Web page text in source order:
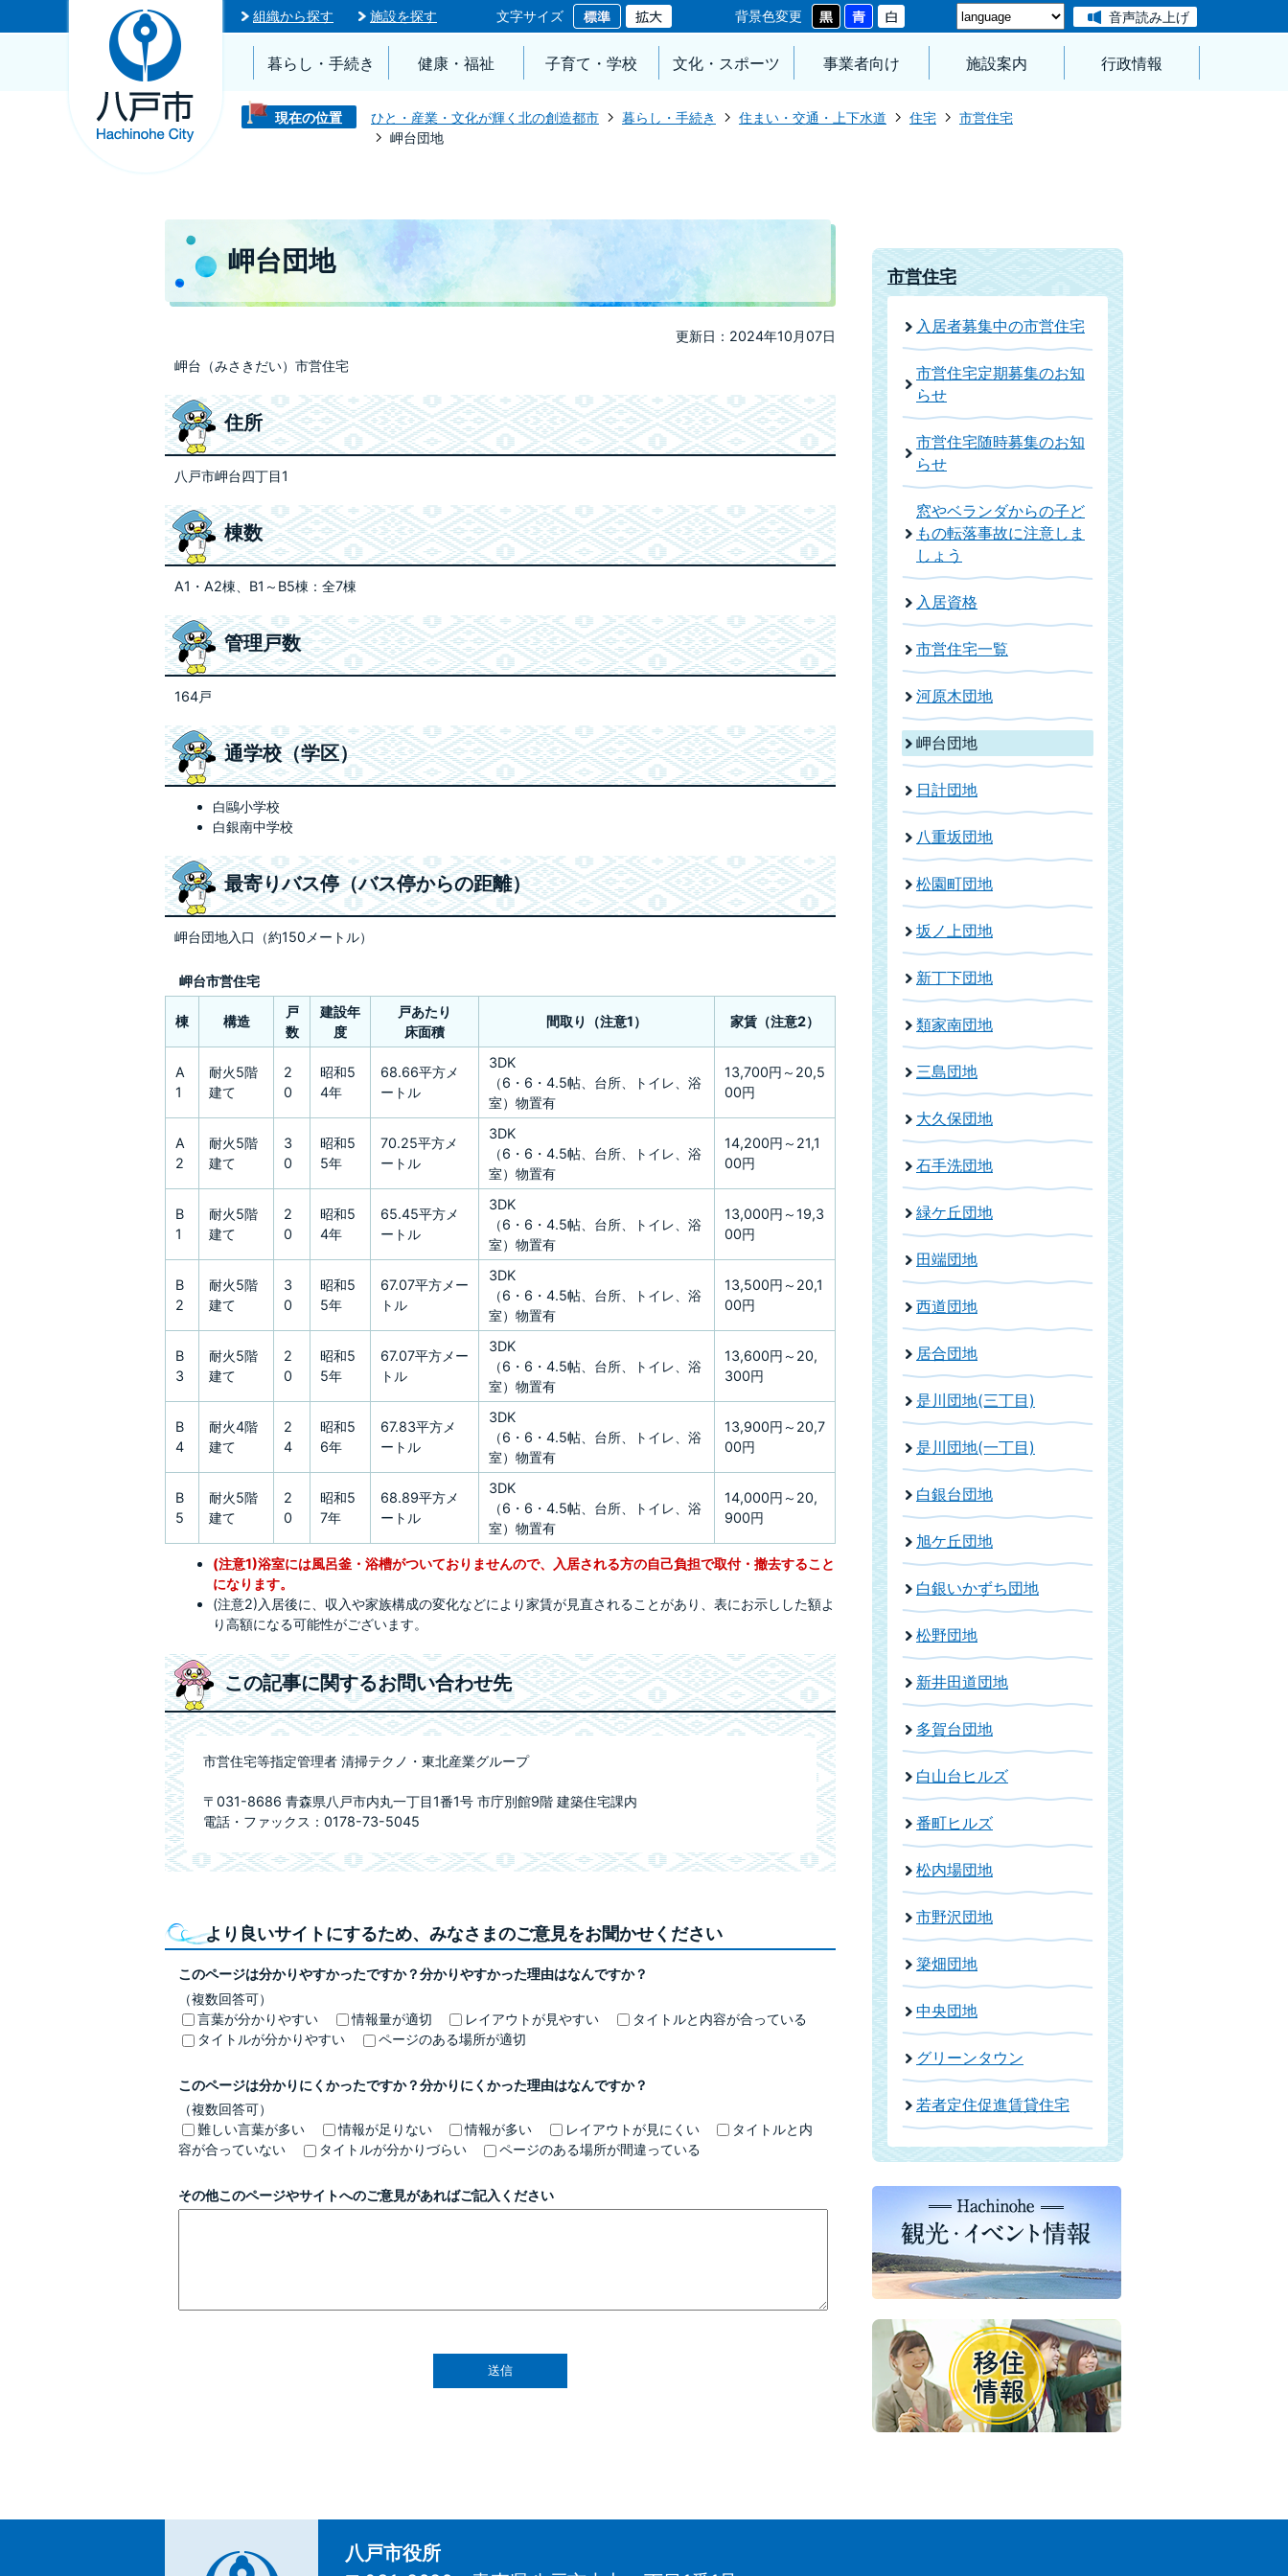
組織から探す 施設を探す 文字サイズ 背景色変更 音声読み上げ
暮らし・手続き 健康・福祉 子育て・学校 文化・スポーツ 事業者向け 施設案内 行政情報
現在の位置 ひと・産業・文化が輝く北の創造都市 暮らし・手続き 住まい・交通・上下水道 住宅
市営住宅
岬台団地
岬台団地
更新日：2024年10月07日
岬台（みさきだい）市営住宅
住所
八戸市岬台四丁目1
棟数
A1・A2棟、B1～B5棟：全7棟
管理戸数
164戸
通学校（学区）
白鷗小学校
白銀南中学校
最寄りバス停（バス停からの距離）
岬台団地入口（約150メートル）
岬台市営住宅
棟 構造
戸
数
建設年
度
戸あたり
床面積
間取り（注意1） 家賃（注意2）
A
1
耐火5階
建て
2
0
昭和5
4年
68.66平方メ
ートル
3DK
（6・6・4.5帖、台所、トイレ、浴
室）物置有
13,700円～20,5
00円
A
2
耐火5階
建て
3
0
昭和5
5年
70.25平方メ
ートル
3DK
（6・6・4.5帖、台所、トイレ、浴
室）物置有
14,200円～21,1
00円
B
1
耐火5階
建て
2
0
昭和5
4年
65.45平方メ
ートル
3DK
（6・6・4.5帖、台所、トイレ、浴
室）物置有
13,000円～19,3
00円
B
2
耐火5階
建て
3
0
昭和5
5年
67.07平方メー
トル
3DK
（6・6・4.5帖、台所、トイレ、浴
室）物置有
13,500円～20,1
00円
B
3
耐火5階
建て
2
0
昭和5
5年
67.07平方メー
トル
3DK
（6・6・4.5帖、台所、トイレ、浴
室）物置有
13,600円～20,
300円
B
4
耐火4階
建て
2
4
昭和5
6年
67.83平方メ
ートル
3DK
（6・6・4.5帖、台所、トイレ、浴
室）物置有
13,900円～20,7
00円
B
5
耐火5階
建て
2
0
昭和5
7年
68.89平方メ
ートル
3DK
（6・6・4.5帖、台所、トイレ、浴
室）物置有
14,000円～20,
900円
(注意1)浴室には風呂釜・浴槽がついておりませんので、入居される方の自己負担で取付・撤去すること
になります。
(注意2)入居後に、収入や家族構成の変化などにより家賃が見直されることがあり、表にお示しした額よ
り高額になる可能性がございます。
この記事に関するお問い合わせ先
市営住宅等指定管理者 清掃テクノ・東北産業グループ
〒031-8686 青森県八戸市内丸一丁目1番1号 市庁別館9階 建築住宅課内
電話・ファックス：0178-73-5045
より良いサイトにするため、みなさまのご意見をお聞かせください
このページは分かりやすかったですか？分かりやすかった理由はなんですか？
（複数回答可）
言葉が分かりやすい
情報量が適切 レイアウトが見やすい
タイトルと内容が合っている
タイトルが分かりやすい
ページのある場所が適切
このページは分かりにくかったですか？分かりにくかった理由はなんですか？
（複数回答可）
難しい言葉が多い
情報が足りない 情報が多い レイアウトが見にくい
タイトルと内
容が合っていない
タイトルが分かりづらい ページのある場所が間違っている
その他このページやサイトへのご意見があればご記入ください
市営住宅
入居者募集中の市営住宅
市営住宅定期募集のお知
らせ
市営住宅随時募集のお知
らせ
窓やベランダからの子ど
もの転落事故に注意しま
しょう
入居資格
市営住宅一覧
河原木団地
岬台団地
日計団地
八重坂団地
松園町団地
坂ノ上団地
新丁下団地
類家南団地
三島団地
大久保団地
石手洗団地
緑ケ丘団地
田端団地
西道団地
居合団地
是川団地(三丁目)
是川団地(一丁目)
白銀台団地
旭ケ丘団地
白銀いかずち団地
松野団地
新井田道団地
多賀台団地
白山台ヒルズ
番町ヒルズ
松内場団地
市野沢団地
簗畑団地
中央団地
グリーンタウン
若者定住促進賃貸住宅
八戸市役所